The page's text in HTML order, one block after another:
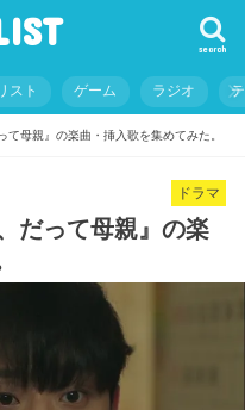
search
スト ゲーム ラジオ
母親』の楽曲・挿入歌を集めてみた。
ドラマ
だって母親』の楽